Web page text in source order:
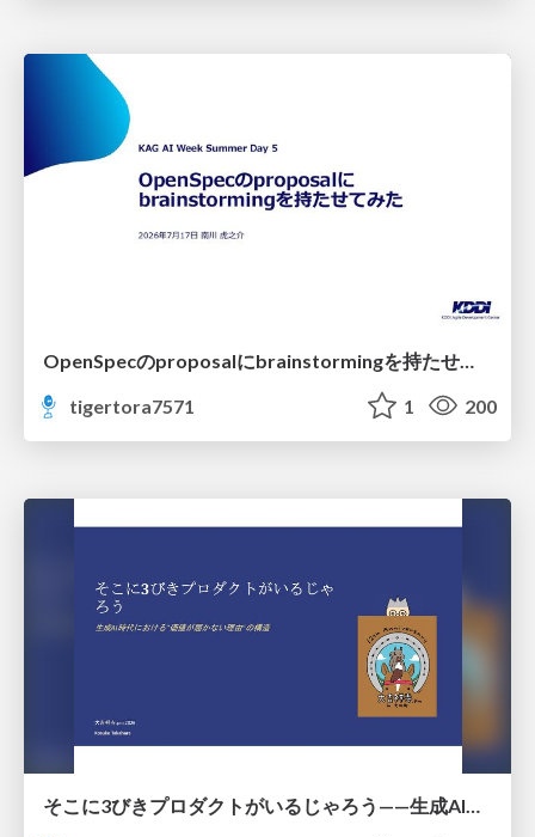
tigertora7571
1 200
そこに3びきプロダクトがいるじゃろう——生成AI時代における“価値が届かない理由”の構造